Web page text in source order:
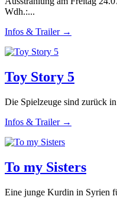
Wdh.:...
Infos & Trailer →
Toy Story 5
Die Spielzeuge sind zurück
Infos & Trailer →
To my Sisters
Eine junge Kurdin in Syrien